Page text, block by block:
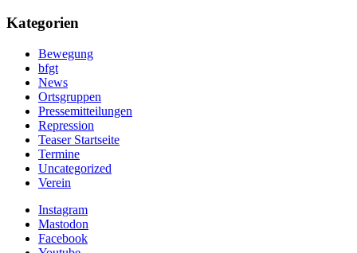
Kategorien
Bewegung
bfgt
News
Ortsgruppen
Pressemitteilungen
Repression
Teaser Startseite
Termine
Uncategorized
Verein
Instagram
Mastodon
Facebook